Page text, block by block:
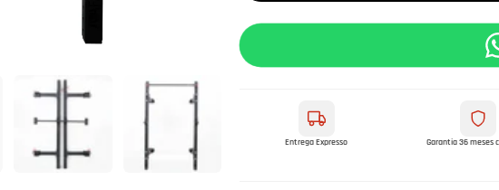
Entrega Expresso Garantia 36 meses